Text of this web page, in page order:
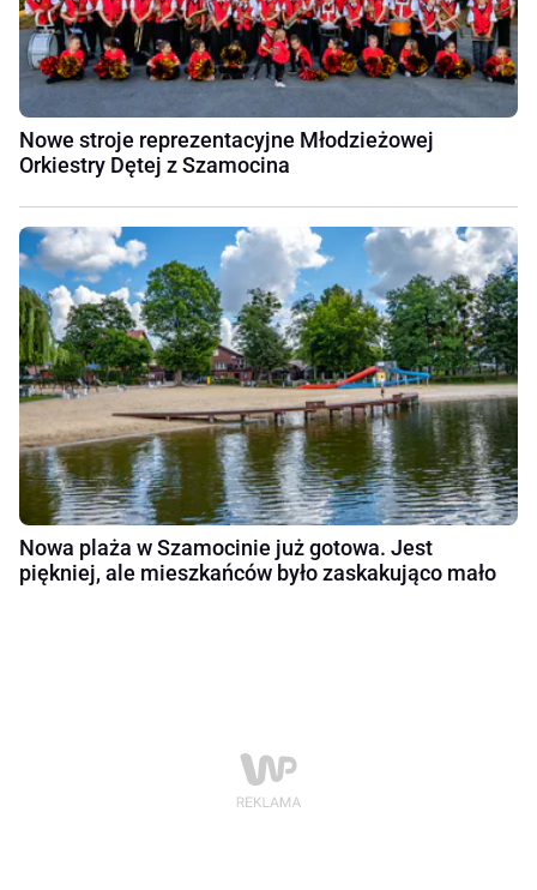
Nowe stroje reprezentacyjne Młodzieżowej
Orkiestry Dętej z Szamocina
Nowa plaża w Szamocinie już gotowa. Jest
piękniej, ale mieszkańców było zaskakująco mało